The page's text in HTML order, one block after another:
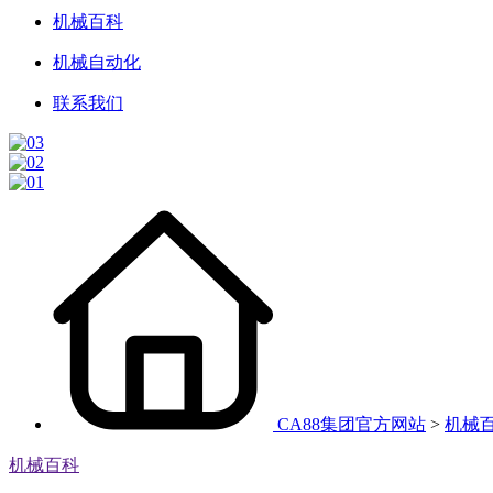
机械百科
机械自动化
联系我们
CA88集团官方网站 > 机械
机械百科